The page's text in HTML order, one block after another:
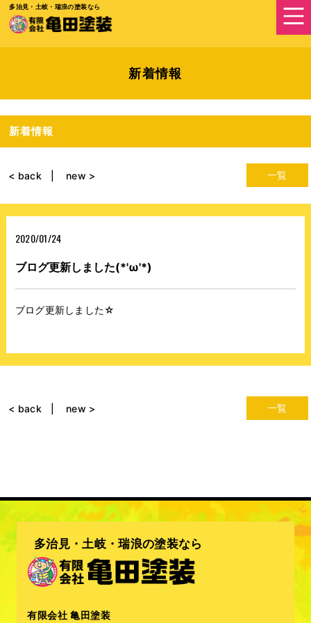
多治見・土岐・瑞浪の塗装なら
新着情報
新着情報
一覧
< back new >
2020/01/24
ブログ更新しました(*'ω'*)
ブログ更新しました☆
一覧
< back new >
多治見・土岐・瑞浪の塗装なら
有限会社 亀田塗装